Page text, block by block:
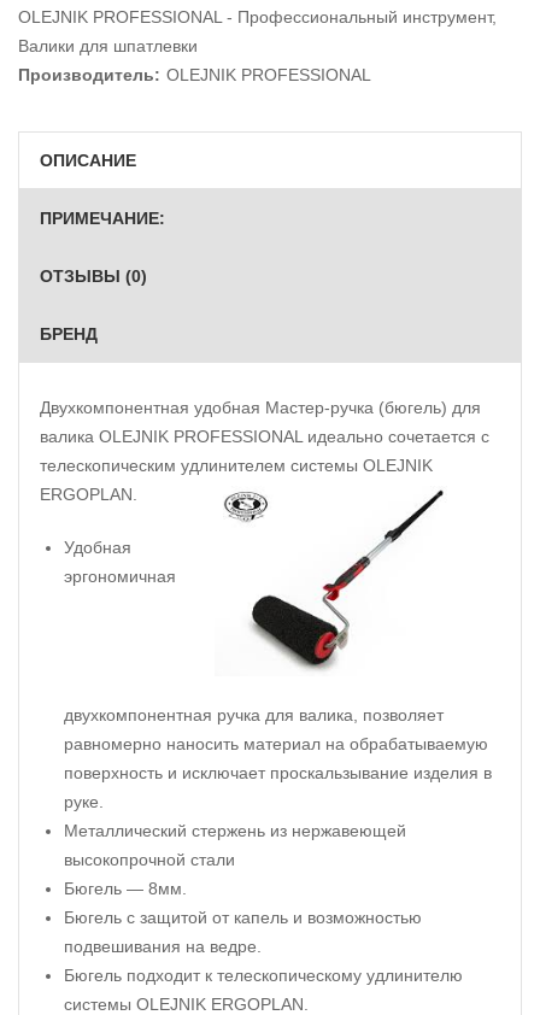
OLEJNIK PROFESSIONAL - Профессиональный инструмент,
Валики для шпатлевки
Производитель: OLEJNIK PROFESSIONAL
ОПИСАНИЕ
ПРИМЕЧАНИЕ:
ОТЗЫВЫ (0)
БРЕНД
Двухкомпонентная удобная Мастер-ручка (бюгель) для
валика OLEJNIK PROFESSIONAL идеально сочетается с
телескопическим удлинителем системы OLEJNIK
ERGOPLAN.
Удобная
эргономичная
двухкомпонентная ручка для валика, позволяет
равномерно наносить материал на обрабатываемую
поверхность и исключает проскальзывание изделия в
руке.
Металлический стержень из нержавеющей
высокопрочной стали
Бюгель — 8мм.
Бюгель с защитой от капель и возможностью
подвешивания на ведре.
Бюгель подходит к телескопическому удлинителю
системы OLEJNIK ERGOPLAN.